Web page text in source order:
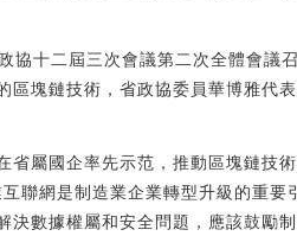
協十二屆三次會議第二次全體會議
區塊鏈技術，省政協委員華博雅代
省屬國企率先示范，推動區塊鏈技
聯網是制造業企業轉型升級的重要
決數據權屬和安全問題，應該鼓勵